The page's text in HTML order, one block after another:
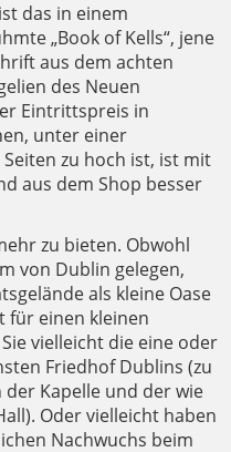
das in einem
„Book of Kells“, jene
aus dem achten
des Neuen
Eintrittspreis in
unter einer
zu hoch ist, ist mit
aus dem Shop besser
zu bieten. Obwohl
von Dublin gelegen,
als kleine Oase
für einen kleinen
vielleicht die eine oder
Friedhof Dublins (zu
Kapelle und der wie
Oder vielleicht haben
Nachwuchs beim